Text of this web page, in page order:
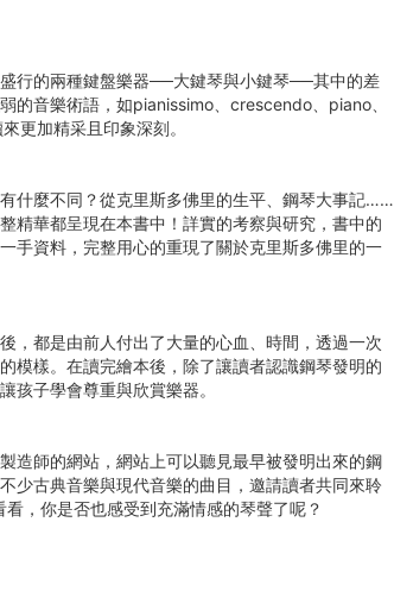
行的兩種鍵盤樂器──大鍵琴與小鍵琴──其中的差
的音樂術語，如pianissimo、crescendo、piano、
更加精采且印象深刻。
什麼不同？從克里斯多佛里的生平、鋼琴大事記……
精華都呈現在本書中！詳實的考察與研究，書中的
手資料，完整用心的重現了關於克里斯多佛里的一
，都是由前人付出了大量的心血、時間，透過一次
模樣。在讀完繪本後，除了讓讀者認識鋼琴發明的
孩子學會尊重與欣賞樂器。
造師的網站，網站上可以聽見最早被發明出來的鋼
少古典音樂與現代音樂的曲目，邀請讀者共同來聆
，你是否也感受到充滿情感的琴聲了呢？